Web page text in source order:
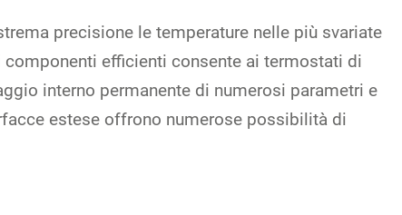
precisione le temperature nelle più svariate
efficienti consente ai termostati di
interno permanente di numerosi parametri e
estese offrono numerose possibilità di